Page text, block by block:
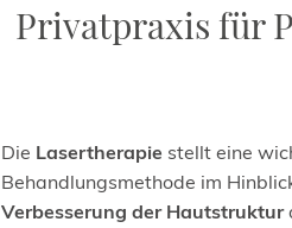
Privatpraxis für
Die Lasertherapie stellt eine
Behandlungsmethode im
Verbesserung der Hautstruktur